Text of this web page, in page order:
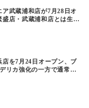
武蔵浦和店が7月28日オ
店・武蔵浦和店とは生鮮
店を7月24日オープン、ブ
リカ強化の一方で通常店